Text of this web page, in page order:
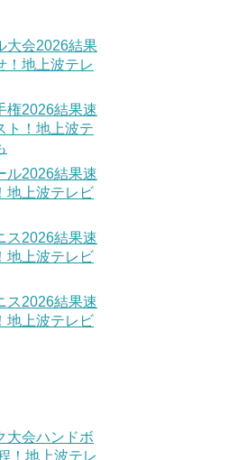
大会2026結果
！地上波テレ
権2026結果速
ト！地上波テ
ル2026結果速
地上波テレビ
ス2026結果速
地上波テレビ
ス2026結果速
地上波テレビ
大会ハンドボ
！地上波テレ